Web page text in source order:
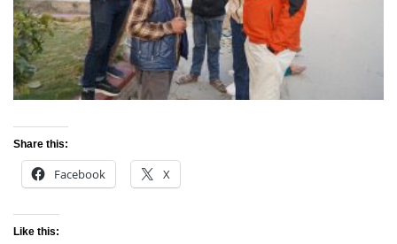
Share this:
Facebook X
Like this: